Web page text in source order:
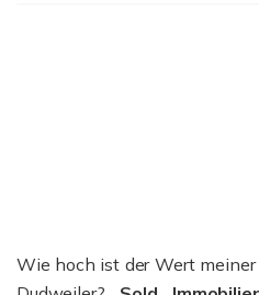
Wie hoch ist der Wert